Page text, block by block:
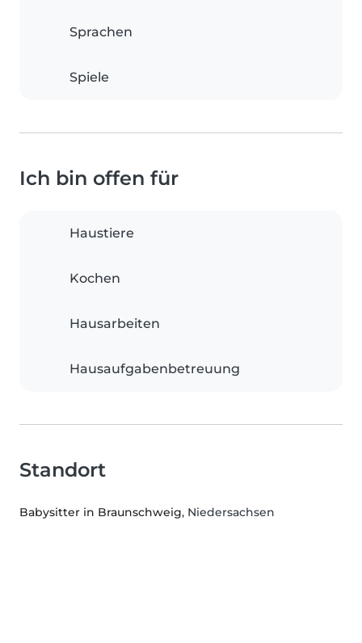
Sprachen
Spiele
Ich bin offen für
Haustiere
Kochen
Hausarbeiten
Hausaufgabenbetreuung
Standort
Babysitter in Braunschweig, Niedersachsen